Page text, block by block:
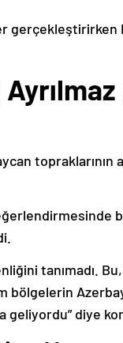
gerçekleştirirken
topraklarının
tanımadı.
bölgelerin
geliyordu” diye